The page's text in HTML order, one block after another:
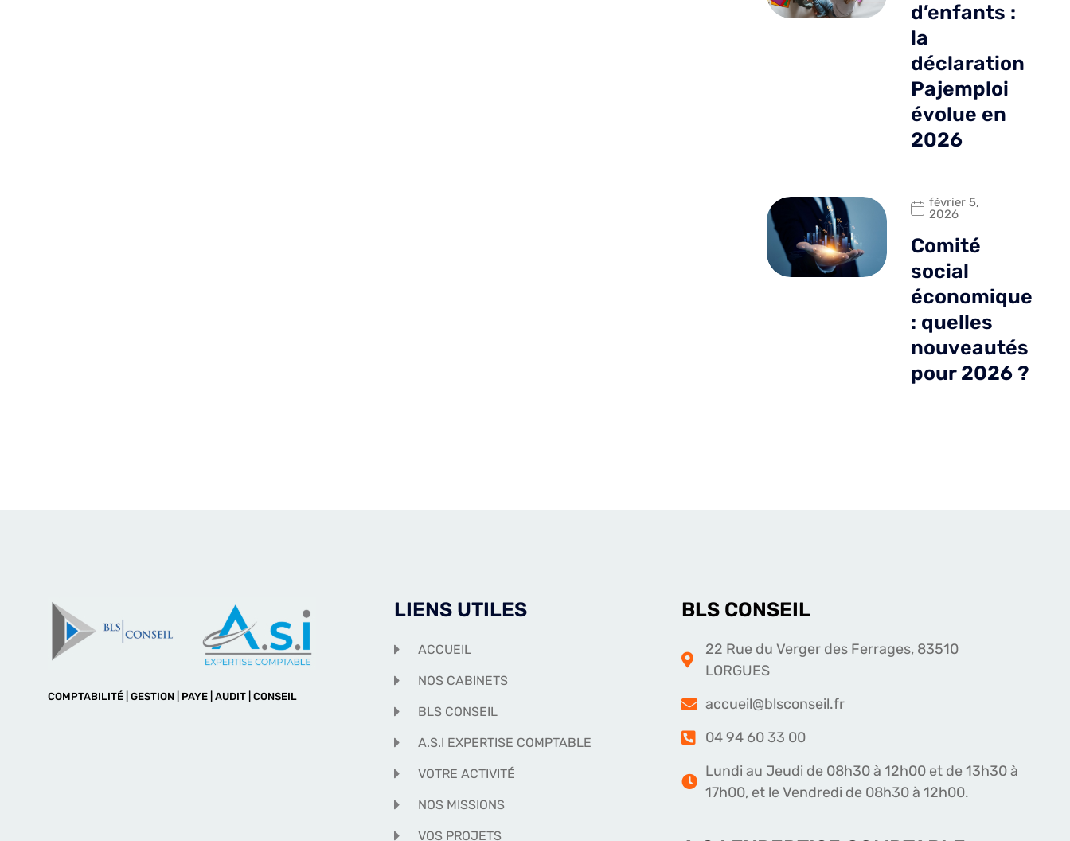
d’enfants :
la
déclaration
Pajemploi
évolue en
2026
février 5,
2026
Comité
social
économique
: quelles
nouveautés
pour 2026 ?
COMPTABILITÉ | GESTION | PAYE | AUDIT | CONSEIL
LIENS UTILES
ACCUEIL
NOS CABINETS
BLS CONSEIL
A.S.I EXPERTISE COMPTABLE
VOTRE ACTIVITÉ
NOS MISSIONS
VOS PROJETS
BLS CONSEIL
22 Rue du Verger des Ferrages, 83510
LORGUES
accueil@blsconseil.fr
04 94 60 33 00
Lundi au Jeudi de 08h30 à 12h00 et de 13h30 à
17h00, et le Vendredi de 08h30 à 12h00.